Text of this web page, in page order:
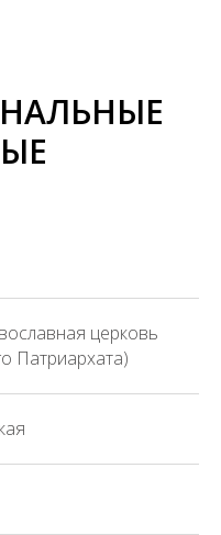
церковь
Патриархата)